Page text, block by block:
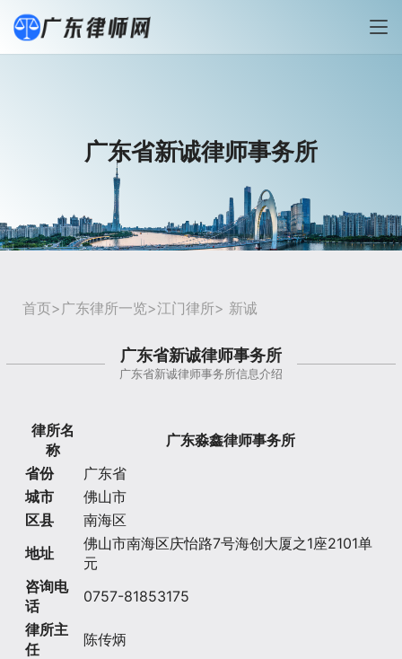
广东省新诚律师事务所
首页> 广东律所一览>江门律所> 新诚
广东省新诚律师事务所
广东省新诚律师事务所信息介绍
律所名
称
广东淼鑫律师事务所
省份
广东省
城市
佛山市
区县
南海区
地址
佛山市南海区庆怡路7号海创大厦之1座2101单
元
咨询电
话
0757-81853175
律所主
任
陈传炳